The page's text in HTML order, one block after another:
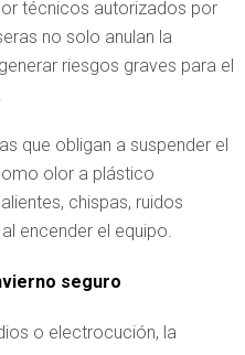
técnicos autorizados por
no solo anulan la
riesgos graves para el
que obligan a suspender el
olor a plástico
chispas, ruidos
encender el equipo.
seguro
o electrocución, la